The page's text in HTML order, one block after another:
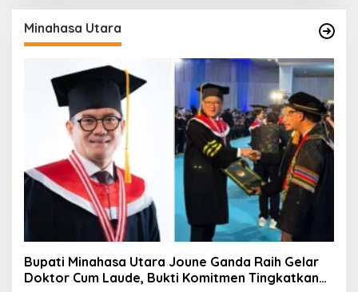
Minahasa Utara
Bupati Minahasa Utara Joune Ganda Raih Gelar
Doktor Cum Laude, Bukti Komitmen Tingkatkan